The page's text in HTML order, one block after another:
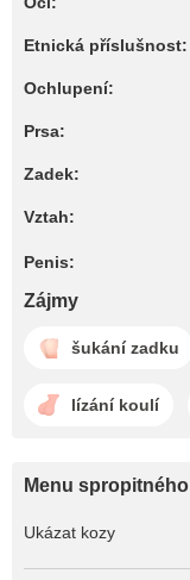
Etnická příslušnost:
Ochlupení:
Prsa:
Zadek:
Vztah:
Penis:
Zájmy
šukání zadku
lízání koulí
Menu spropitného
Ukázat kozy